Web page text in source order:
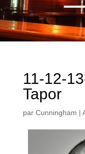
11-12-
Tapor
par Cunningham |